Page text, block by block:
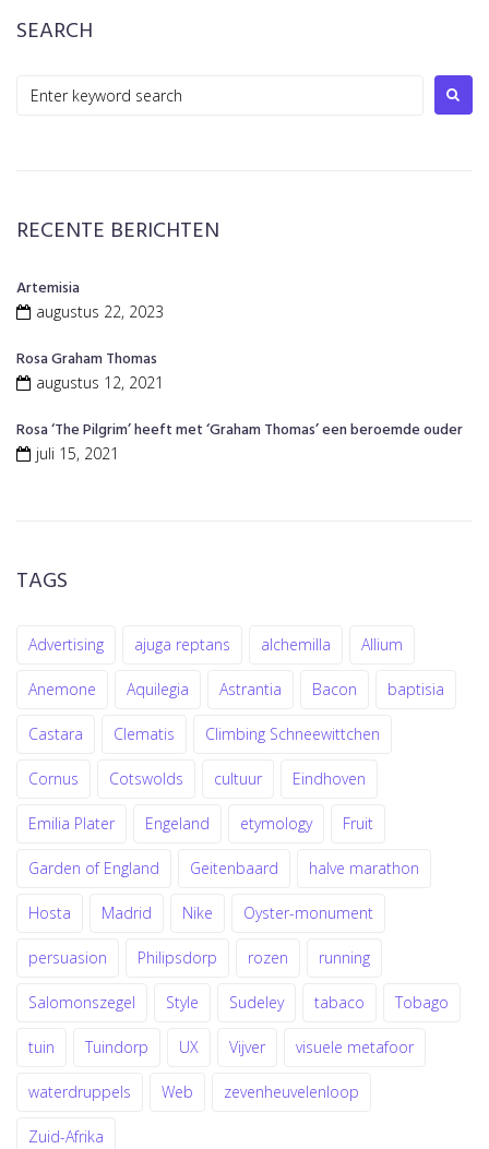
SEARCH
Search
RECENTE BERICHTEN
Artemisia
augustus 22, 2023
Rosa Graham Thomas
augustus 12, 2021
Rosa ‘The Pilgrim’ heeft met ‘Graham Thomas’ een beroemde ouder
juli 15, 2021
TAGS
Advertising ajuga reptans alchemilla Allium
Anemone Aquilegia Astrantia Bacon baptisia
Castara Clematis Climbing Schneewittchen
Cornus Cotswolds cultuur Eindhoven
Emilia Plater Engeland etymology Fruit
Garden of England Geitenbaard halve marathon
Hosta Madrid Nike Oyster-monument
persuasion Philipsdorp rozen running
Salomonszegel Style Sudeley tabaco Tobago
tuin Tuindorp UX Vijver visuele metafoor
waterdruppels Web zevenheuvelenloop
Zuid-Afrika